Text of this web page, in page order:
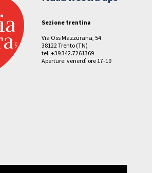
Sezione trentina
Via Oss Mazzurana, 54
38122 Trento (TN)
tel. +39 342.7261369
Aperture: venerdì ore 17-19